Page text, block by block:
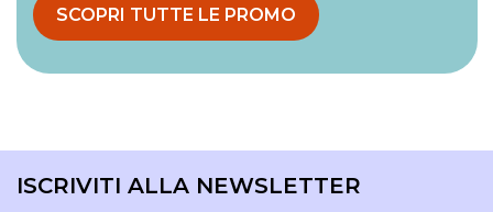
SCOPRI TUTTE LE PROMO
ISCRIVITI ALLA NEWSLETTER